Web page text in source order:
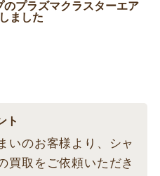
プラズマクラスターエア
ました
ト
いのお客様より、シャ
買取をご依頼いただき